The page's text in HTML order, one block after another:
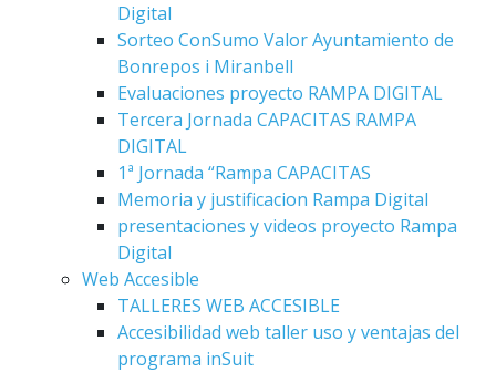
Digital
Sorteo ConSumo Valor Ayuntamiento de
Bonrepos i Miranbell
Evaluaciones proyecto RAMPA DIGITAL
Tercera Jornada CAPACITAS RAMPA
DIGITAL
1ª Jornada “Rampa CAPACITAS
Memoria y justificacion Rampa Digital
presentaciones y videos proyecto Rampa
Digital
Web Accesible
TALLERES WEB ACCESIBLE
Accesibilidad web taller uso y ventajas del
programa inSuit